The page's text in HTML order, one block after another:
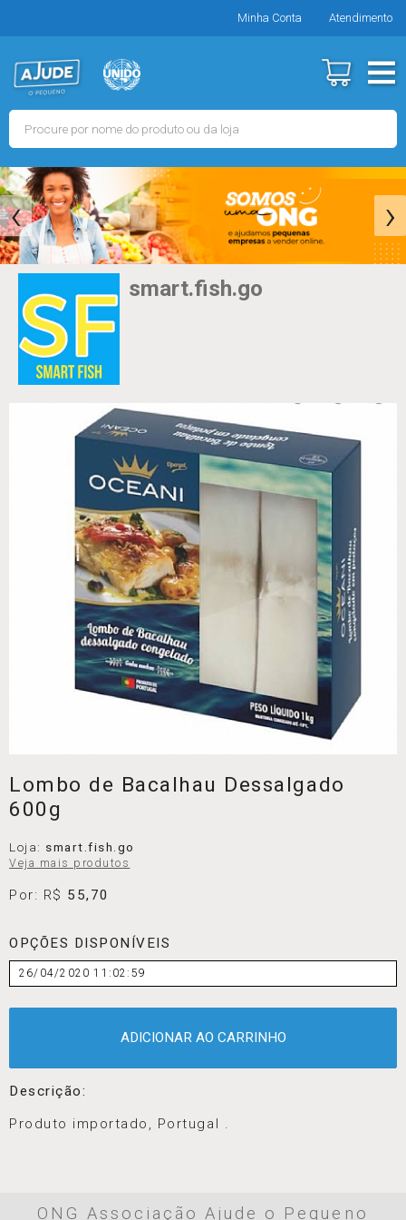
Minha Conta Atendimento
‹ ›
smart.fish.go
Lombo de Bacalhau Dessalgado
600g
Loja: smart.fish.go
Veja mais produtos
Por: R$ 55,70
OPÇÕES DISPONÍVEIS
26/04/2020 11:02:59
ADICIONAR AO CARRINHO
Descrição:
Produto importado, Portugal .
ONG Associação Ajude o Pequeno